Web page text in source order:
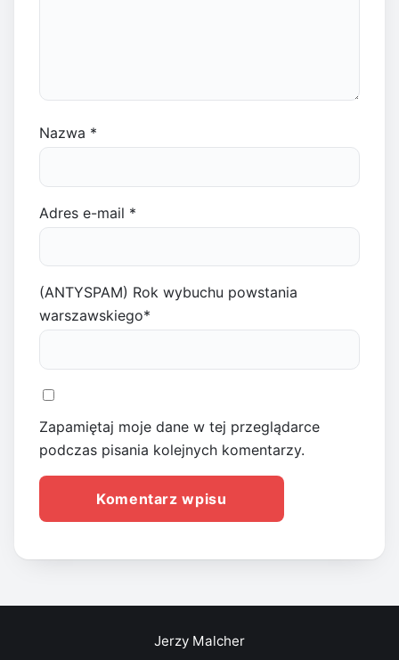
Nazwa *
Adres e-mail *
(ANTYSPAM) Rok wybuchu powstania
warszawskiego*
Zapamiętaj moje dane w tej przeglądarce
podczas pisania kolejnych komentarzy.
Jerzy Malcher